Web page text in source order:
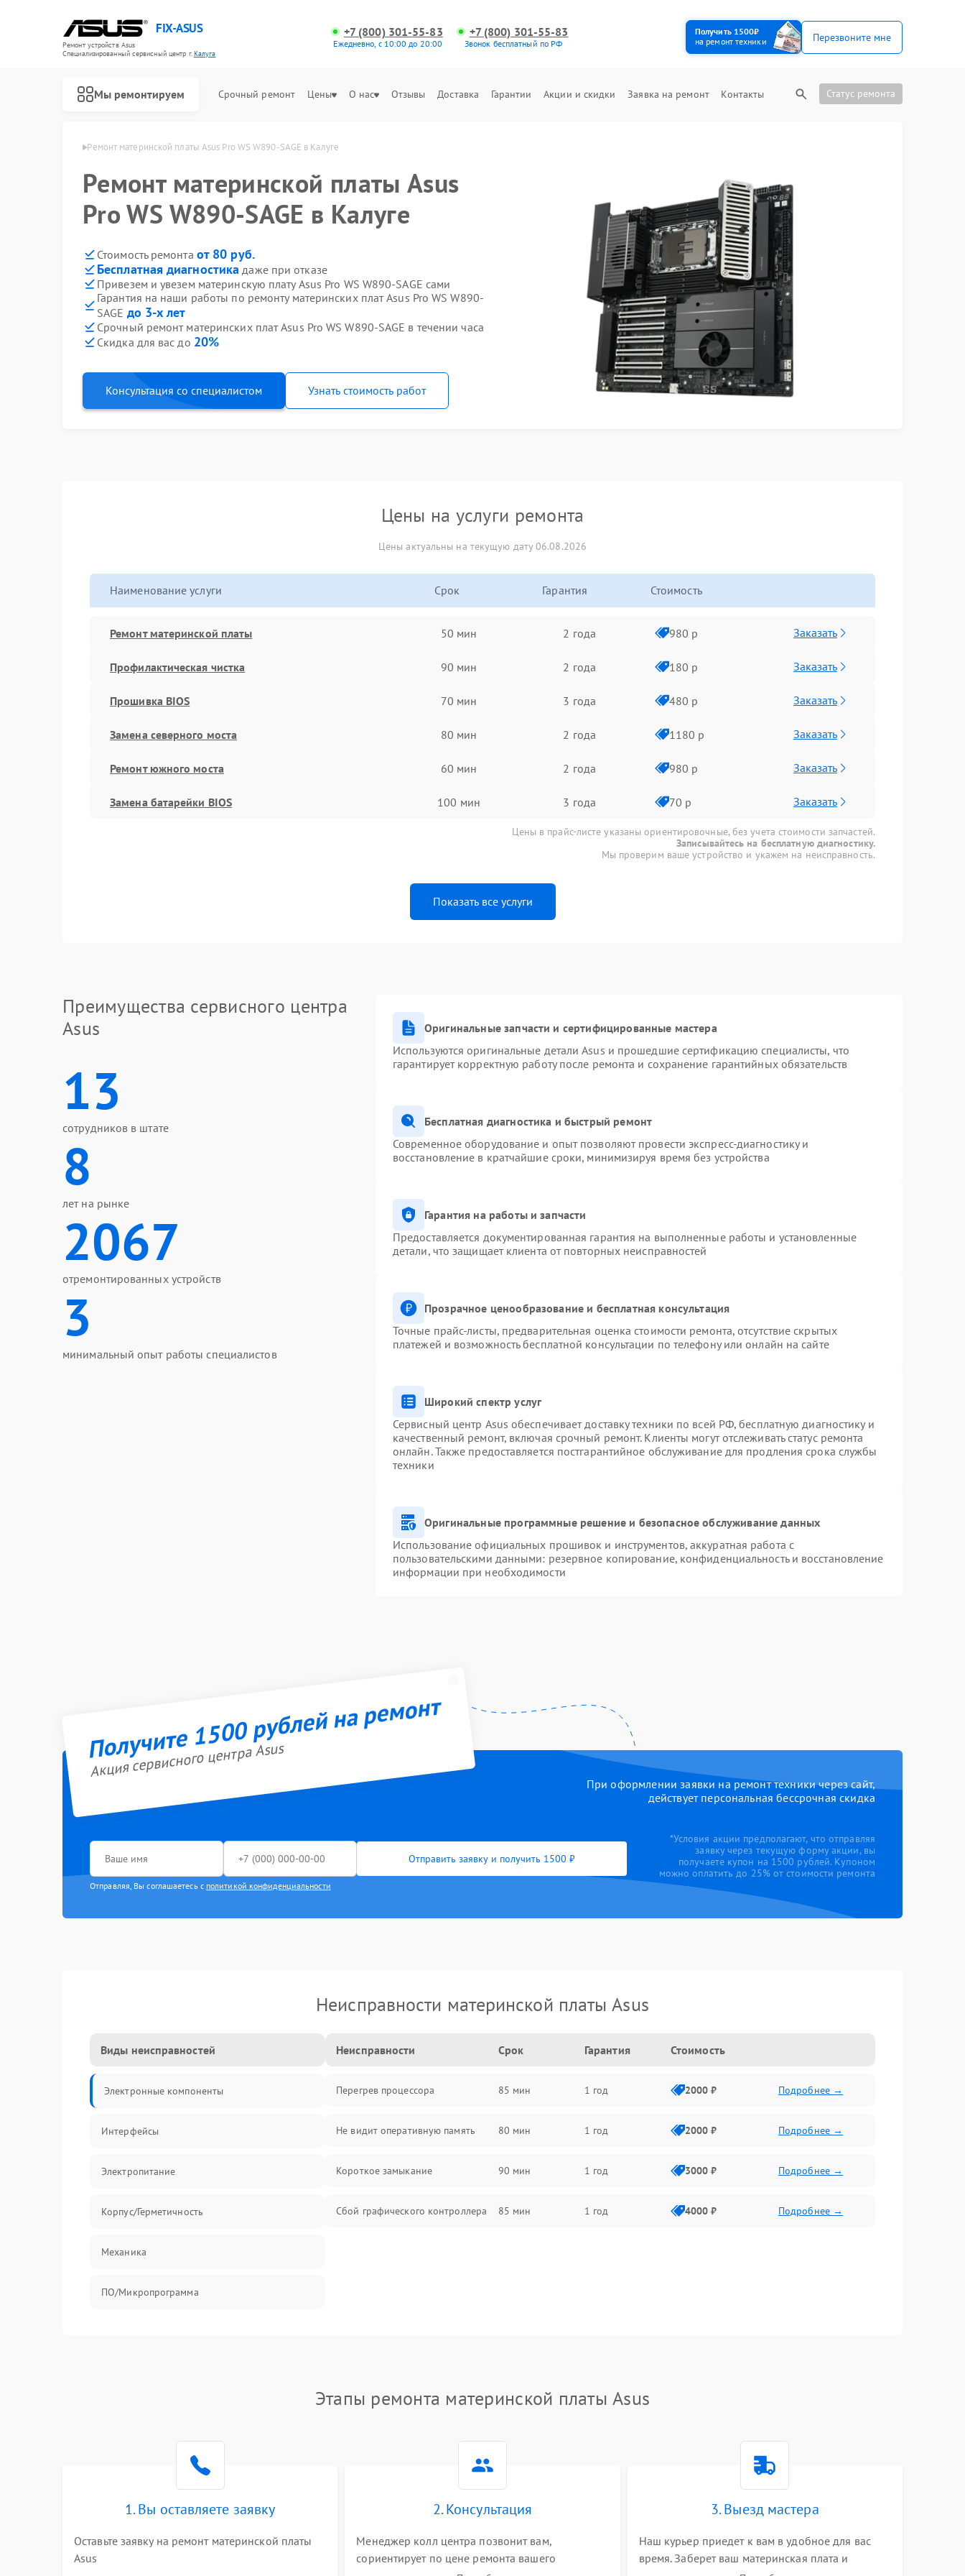
FIX-ASUS
Ремонт устройств Asus
Специализированный cервисный центр г.Калуга
+7 (800) 301-55-83
Ежедневно, с 10:00 до 20:00
+7 (800) 301-55-83
Звонок бесплатный по РФ
Получить 1500₽
на ремонт техники
Перезвоните мне
Мы ремонтируем Срочный ремонт Цены О нас Отзывы Доставка Гарантии Акции и скидки Заявка на ремонт Контакты Статус ремонта
плат Asus в Калуге Ремонт материнской платы Asus Pro WS W890-SAGE в Калуге
Ремонт материнской платы Asus
Pro WS W890-SAGE в Калуге
Стоимость ремонта от 80 руб.
Бесплатная диагностика даже при отказе
Привезем и увезем материнскую плату Asus Pro WS W890-SAGE сами
Гарантия на наши работы по ремонту материнских плат Asus Pro WS W890-
SAGE до 3-х лет
Срочный ремонт материнских плат Asus Pro WS W890-SAGE в течении часа
Скидка для вас до 20%
Консультация со специалистом Узнать стоимость работ
Цены на услуги ремонта
Цены актуальны на текущую дату 06.08.2026
Наименование услуги Срок Гарантия Стоимость
Ремонт материнской платы 50 мин 2 года 980 р Заказать
Профилактическая чистка 90 мин 2 года 180 р Заказать
Прошивка BIOS 70 мин 3 года 480 р Заказать
Замена северного моста 80 мин 2 года 1180 р Заказать
Ремонт южного моста 60 мин 2 года 980 р Заказать
Замена батарейки BIOS 100 мин 3 года 70 р Заказать
Цены в прайс-листе указаны ориентировочные, без учета стоимости запчастей.
Записывайтесь на бесплатную диагностику.
Мы проверим ваше устройство и укажем на неисправность.
Показать все услуги
Преимущества сервисного центра
Asus
13
сотрудников в штате
8
лет на рынке
2067
отремонтированных устройств
3
минимальный опыт работы специалистов
Оригинальные запчасти и сертифицированные мастера
Используются оригинальные детали Asus и прошедшие сертификацию специалисты, что
гарантирует корректную работу после ремонта и сохранение гарантийных обязательств
Бесплатная диагностика и быстрый ремонт
Современное оборудование и опыт позволяют провести экспресс-диагностику и
восстановление в кратчайшие сроки, минимизируя время без устройства
Гарантия на работы и запчасти
Предоставляется документированная гарантия на выполненные работы и установленные
детали, что защищает клиента от повторных неисправностей
Прозрачное ценообразование и бесплатная консультация
Точные прайс-листы, предварительная оценка стоимости ремонта, отсутствие скрытых
платежей и возможность бесплатной консультации по телефону или онлайн на сайте
Широкий спектр услуг
Сервисный центр Asus обеспечивает доставку техники по всей РФ, бесплатную диагностику и
качественный ремонт, включая срочный ремонт. Клиенты могут отслеживать статус ремонта
онлайн. Также предоставляется постгарантийное обслуживание для продления срока службы
техники
Оригинальные программные решение и безопасное обслуживание данных
Использование официальных прошивок и инструментов, аккуратная работа с
пользовательскими данными: резервное копирование, конфиденциальность и восстановление
информации при необходимости
Получите 1500 рублей на ремонт
Акция сервисного центра Asus
При оформлении заявки на ремонт техники через сайт,
действует персональная бессрочная скидка
Отправить заявку и получить 1500 ₽
Отправляя, Вы соглашаетесь с политикой конфиденциальности
*Условия акции предполагают, что отправляя
заявку через текущую форму акции, вы
получаете купон на 1500 рублей. Купоном
можно оплатить до 25% от стоимости ремонта
Неисправности материнской платы Asus
Виды неисправностей
Электронные компоненты
Интерфейсы
Электропитание
Корпус/Герметичность
Механика
ПО/Микропрограмма
Неисправности Срок Гарантия Стоимость
Перегрев процессора 85 мин 1 год 2000 ₽ Подробнее →
Не видит оперативную память 80 мин 1 год 2000 ₽ Подробнее →
Короткое замыкание 90 мин 1 год 3000 ₽ Подробнее →
Сбой графического контроллера 85 мин 1 год 4000 ₽ Подробнее →
Этапы ремонта материнской платы Asus
1. Вы оставляете заявку
Оставьте заявку на ремонт материнской платы
Asus
2. Консультация
Менеджер колл центра позвонит вам,
сориентирует по цене ремонта вашего
3. Выезд мастера
Наш курьер приедет к вам в удобное для вас
время. Заберет ваш материнская плата и